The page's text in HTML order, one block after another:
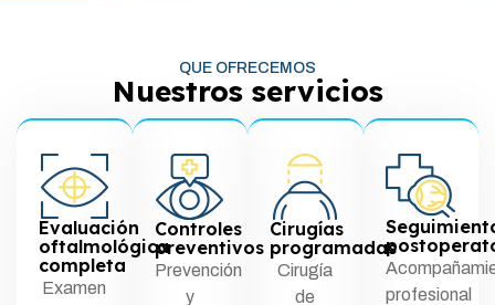
QUE OFRECEMOS
Nuestros servicios
Evaluación
oftalmológica
completa
Examen
Controles
preventivos
Prevención
y
Cirugías
programadas
Cirugía
de
profesional